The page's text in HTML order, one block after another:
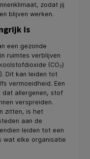
zodat jij
blijven werken.
is
een gezonde
ruimtes verblijven
(CO₂)
Dit kan leiden tot
vermoeidheid. Een
dat allergenen, stof
verspreiden.
zitten, is het
aan de
leiden tot een
wat elke organisatie